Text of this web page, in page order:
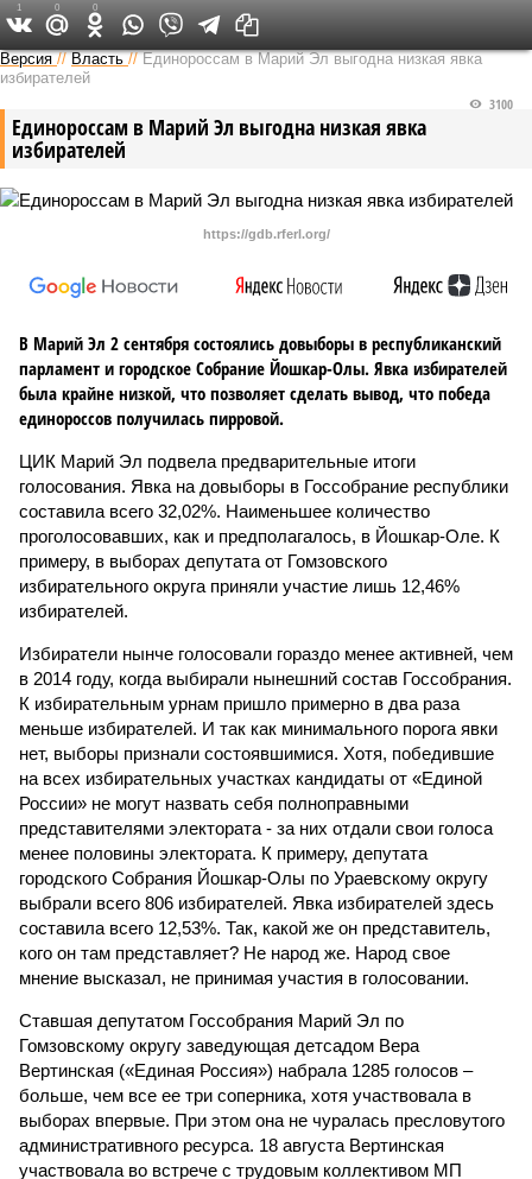
Версия в Чувашии
Версия //Власть //Единороссам в Марий Эл выгодна низкая явка
избирателей
Единороссам в Марий Эл выгодна низкая явка
избирателей
3100
https://gdb.rferl.org/
В Марий Эл 2 сентября состоялись довыборы в республиканский
парламент и городское Собрание Йошкар-Олы. Явка избирателей
была крайне низкой, что позволяет сделать вывод, что победа
единороссов получилась пирровой.
ЦИК Марий Эл подвела предварительные итоги
голосования. Явка на довыборы в Госсобрание республики
составила всего 32,02%. Наименьшее количество
проголосовавших, как и предполагалось, в Йошкар-Оле. К
примеру, в выборах депутата от Гомзовского
избирательного округа приняли участие лишь 12,46%
избирателей.
Избиратели нынче голосовали гораздо менее активней, чем
в 2014 году, когда выбирали нынешний состав Госсобрания.
К избирательным урнам пришло примерно в два раза
меньше избирателей. И так как минимального порога явки
нет, выборы признали состоявшимися. Хотя, победившие
на всех избирательных участках кандидаты от «Единой
России» не могут назвать себя полноправными
представителями электората - за них отдали свои голоса
менее половины электората. К примеру, депутата
городского Собрания Йошкар-Олы по Ураевскому округу
выбрали всего 806 избирателей. Явка избирателей здесь
составила всего 12,53%. Так, какой же он представитель,
кого он там представляет? Не народ же. Народ свое
мнение высказал, не принимая участия в голосовании.
Ставшая депутатом Госсобрания Марий Эл по
Гомзовскому округу заведующая детсадом Вера
Вертинская («Единая Россия») набрала 1285 голосов –
больше, чем все ее три соперника, хотя участвовала в
выборах впервые. При этом она не чуралась пресловутого
административного ресурса. 18 августа Вертинская
участвовала во встрече с трудовым коллективом МП
1 0 0